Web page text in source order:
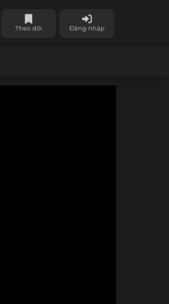
Theo dõi Đăng nhập